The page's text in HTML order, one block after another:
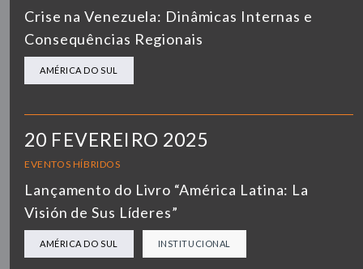
Crise na Venezuela: Dinâmicas Internas e
Consequências Regionais
AMÉRICA DO SUL
20 FEVEREIRO 2025
EVENTOS HÍBRIDOS
Lançamento do Livro “América Latina: La
Visión de Sus Líderes”
AMÉRICA DO SUL INSTITUCIONAL